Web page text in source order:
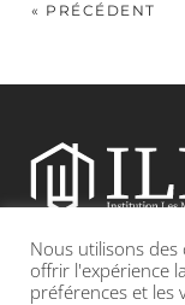
« PRÉCÉDENT
Etablissement
Nous utilisons
offrir l'expérience
préférences et les